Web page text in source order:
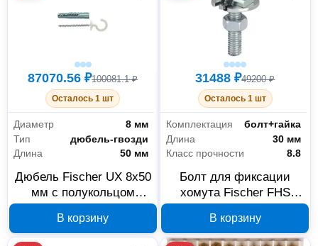
87070.56 ₽100081.1 ₽
Осталось 1 шт
Диаметр
8 мм
Тип
дюбель-гвозди
Длина
50 мм
Дюбель Fischer UX 8x50
мм с полукольцом
В корзину
31488 ₽49200 ₽
Осталось 1 шт
Комплектация
болт+гайка
Длина
30 мм
Класс прочности
8.8
Болт для фиксации
хомута Fischer FHS
В корзину